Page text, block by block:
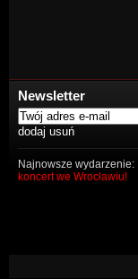
Newsletter
Najnowsze wydarzenie:
koncert we Wrocławiu!